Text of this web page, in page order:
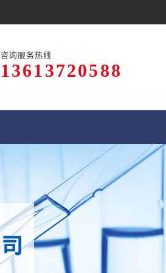
咨询服务热线
13613720588